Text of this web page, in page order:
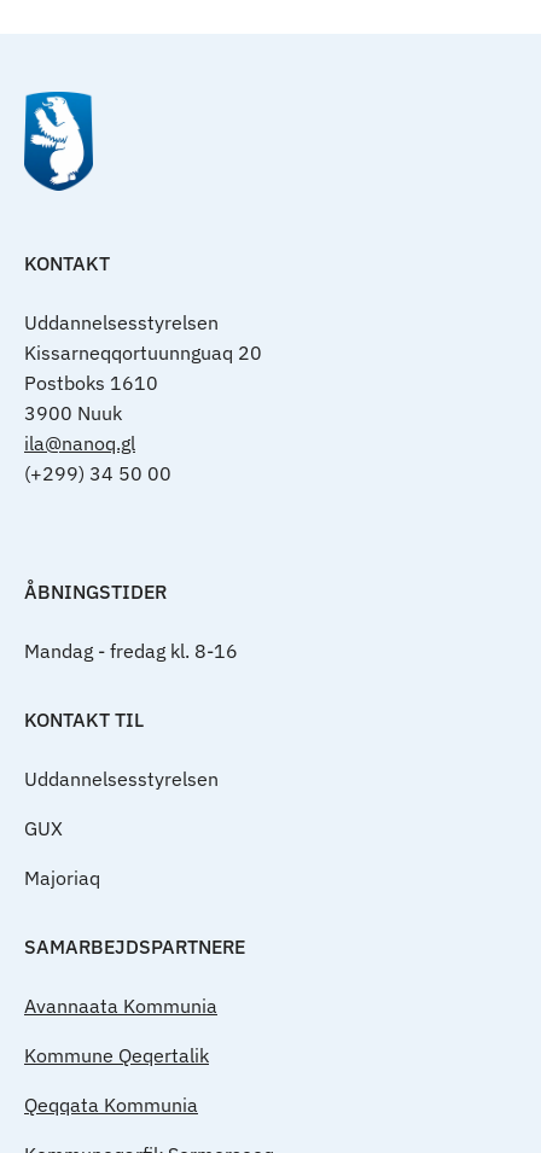
KONTAKT
Uddannelsesstyrelsen
Kissarneqqortuunnguaq 20
Postboks 1610
3900 Nuuk
ila@nanoq.gl
(+299) 34 50 00
ÅBNINGSTIDER
Mandag - fredag kl. 8-16
KONTAKT TIL
Uddannelsesstyrelsen
GUX
Majoriaq
SAMARBEJDSPARTNERE
Avannaata Kommunia
Kommune Qeqertalik
Qeqqata Kommunia